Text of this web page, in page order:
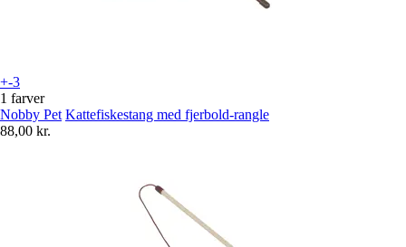
+-3
1 farver
Nobby Pet Kattefiskestang med fjerbold-rangle
88,00 kr.